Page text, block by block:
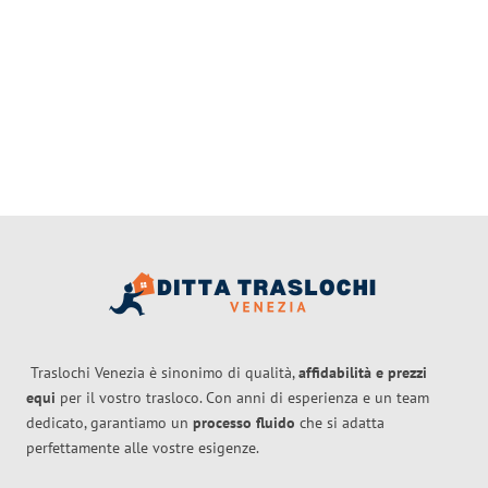
Traslochi Venezia è sinonimo di qualità,affidabilità e prezzi
equi per il vostro trasloco. Con anni di esperienza e un team
dedicato, garantiamo un processo fluido che si adatta
perfettamente alle vostre esigenze.